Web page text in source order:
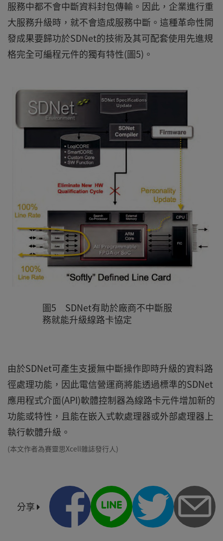
服務中都不會中斷資料封包傳輸。因此，企業進行重
大服務升級時，就不會造成服務中斷。這種革命性開
發成果要歸功於SDNet的技術及其可配套使用先進規
格完全可編程元件的獨有特性(圖5)。
圖5 SDNet有助於廠商不中斷服
務就能升級線路卡協定
由於SDNet可產生支援無中斷操作即時升級的資料路
徑處理功能，因此電信營運商將能透過標準的SDNet
應用程式介面(API)軟體控制器為線路卡元件增加新的
功能或特性，且能在嵌入式軟處理器或外部處理器上
執行軟體升級。
(本文作者為賽靈思Xcell雜誌發行人)
分享